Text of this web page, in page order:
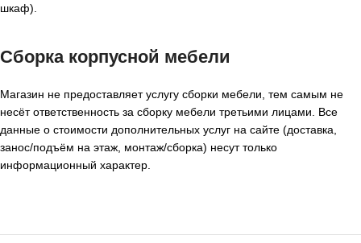
шкаф).
Сборка корпусной мебели
Магазин не предоставляет услугу сборки мебели, тем самым не
несёт ответственность за сборку мебели третьими лицами. Все
данные о стоимости дополнительных услуг на сайте (доставка,
занос/подъём на этаж, монтаж/сборка) несут только
информационный характер.